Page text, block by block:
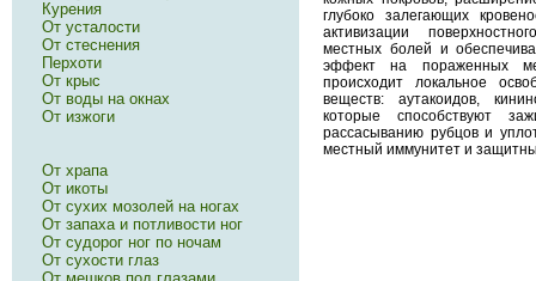
глубоко залегающих
активизации
местных болей и
эффект на пораженных
происходит локальное
веществ: аутакоидов,
которые способствуют
рассасыванию рубцов и
местный иммунитет и
Курения
От усталости
От стеснения
Перхоти
От крыс
От воды на окнах
От изжоги
От храпа
От икоты
От сухих мозолей на ногах
От запаха и потливости ног
От судорог ног по ночам
От сухости глаз